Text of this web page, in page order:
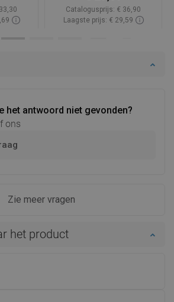
het antwoord niet gevonden?
ons
Zie meer vragen
het product
Catalogusprijs: € 36,90
Laagste prijs: € 29,59